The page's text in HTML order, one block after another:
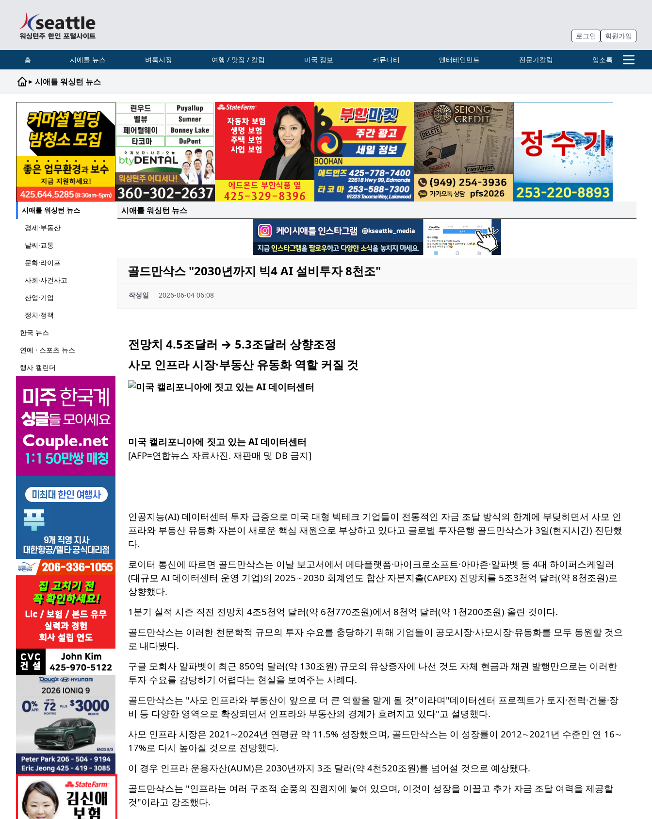
로그인 회원가입
홈 시애틀 뉴스 벼룩시장 여행 / 맛집 / 칼럼 미국 정보 커뮤니티 엔터테인먼트 전문가칼럼 업소록
▸ 시애틀 워싱턴 뉴스
시애틀 워싱턴 뉴스
경제·부동산
날씨·교통
문화·라이프
사회·사건사고
산업·기업
정치·정책
한국 뉴스
연예 · 스포츠 뉴스
행사 캘린더
시애틀 워싱턴 뉴스
골드만삭스 "2030년까지 빅4 AI 설비투자 8천조"
작성일 2026-06-04 06:08
전망치 4.5조달러 → 5.3조달러 상향조정
사모 인프라 시장·부동산 유동화 역할 커질 것
미국 캘리포니아에 짓고 있는 AI 데이터센터
[AFP=연합뉴스 자료사진. 재판매 및 DB 금지]
인공지능(AI) 데이터센터 투자 급증으로 미국 대형 빅테크 기업들이 전통적인 자금 조달 방식의 한계에 부딪히면서 사모 인
프라와 부동산 유동화 자본이 새로운 핵심 재원으로 부상하고 있다고 글로벌 투자은행 골드만삭스가 3일(현지시간) 진단했
다.
로이터 통신에 따르면 골드만삭스는 이날 보고서에서 메타플랫폼·마이크로소프트·아마존·알파벳 등 4대 하이퍼스케일러
(대규모 AI 데이터센터 운영 기업)의 2025∼2030 회계연도 합산 자본지출(CAPEX) 전망치를 5조3천억 달러(약 8천조원)로
상향했다.
1분기 실적 시즌 직전 전망치 4조5천억 달러(약 6천770조원)에서 8천억 달러(약 1천200조원) 올린 것이다.
골드만삭스는 이러한 천문학적 규모의 투자 수요를 충당하기 위해 기업들이 공모시장·사모시장·유동화를 모두 동원할 것으
로 내다봤다.
구글 모회사 알파벳이 최근 850억 달러(약 130조원) 규모의 유상증자에 나선 것도 자체 현금과 채권 발행만으로는 이러한
투자 수요를 감당하기 어렵다는 현실을 보여주는 사례다.
골드만삭스는 "사모 인프라와 부동산이 앞으로 더 큰 역할을 맡게 될 것"이라며"데이터센터 프로젝트가 토지·전력·건물·장
비 등 다양한 영역으로 확장되면서 인프라와 부동산의 경계가 흐려지고 있다"고 설명했다.
사모 인프라 시장은 2021∼2024년 연평균 약 11.5% 성장했으며, 골드만삭스는 이 성장률이 2012∼2021년 수준인 연 16∼
17%로 다시 높아질 것으로 전망했다.
이 경우 인프라 운용자산(AUM)은 2030년까지 3조 달러(약 4천520조원)를 넘어설 것으로 예상됐다.
골드만삭스는 "인프라는 여러 구조적 순풍의 진원지에 놓여 있으며, 이것이 성장을 이끌고 추가 자금 조달 여력을 제공할
것"이라고 강조했다.